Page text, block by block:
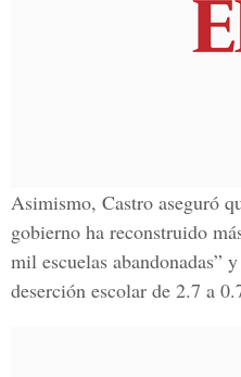
Asimismo, Castro aseguró
gobierno ha reconstruido
mil escuelas abandonadas”
deserción escolar de 2.7 a